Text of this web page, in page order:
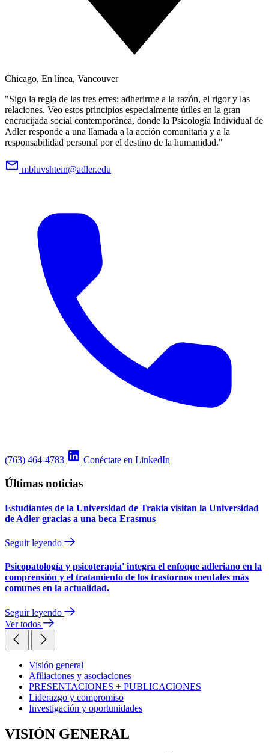
Chicago, En línea, Vancouver
"Sigo la regla de las tres erres: adherirme a la razón, el rigor y las
relaciones. Veo estos principios especialmente útiles en la gran
encrucijada social contemporánea, donde la Psicología Individual de
Adler responde a una llamada a la acción comunitaria y a la
responsabilidad personal por el destino de la humanidad."
mbluvshtein@adler.edu
(763) 464-4783 Conéctate en LinkedIn
Últimas noticias
Estudiantes de la Universidad de Trakia visitan la Universidad
de Adler gracias a una beca Erasmus
Seguir leyendo
Psicopatología y psicoterapia' integra el enfoque adleriano en la
comprensión y el tratamiento de los trastornos mentales más
comunes en la actualidad.
Seguir leyendo
Ver todos
Visión general
Afiliaciones y asociaciones
PRESENTACIONES + PUBLICACIONES
Liderazgo y compromiso
Investigación y oportunidades
VISIÓN GENERAL